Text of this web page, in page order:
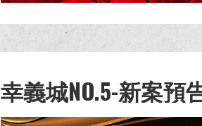
幸義城NO.5-新案預